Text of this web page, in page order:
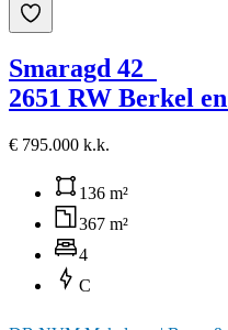
Smaragd 42
2651 RW Berkel
€ 795.000 k.k.
136 m²
367 m²
4
C